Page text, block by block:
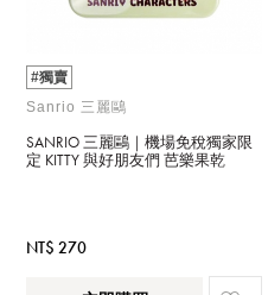
#獨賣
Sanrio 三麗鷗
SANRIO 三麗鷗｜機場免稅獨家限
定 KITTY 與好朋友們 芭樂果乾
NT$ 270